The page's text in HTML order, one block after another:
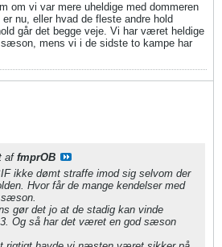
om vi var mere uheldige med dommeren
nu, eller hvad de fleste andre hold
går det begge veje. Vi har været heldige
mens vi i de sidste to kampe har
af fmprOB
ikke dømt straffe imod sig selvom der
Hvor får de mange kendelser med
sæson.
gør det jo at de stadig kan vinde
Og så har det været en god sæson